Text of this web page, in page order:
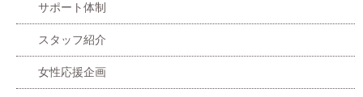
サポート体制
スタッフ紹介
女性応援企画